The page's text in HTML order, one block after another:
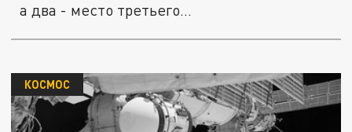
а два - место третьего...
КОСМОС